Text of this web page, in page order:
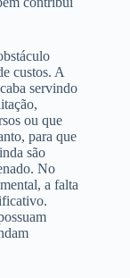
custos. A
servindo
ou que
para que
são
No
a falta